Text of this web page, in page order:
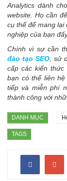
Analytics dành
website. Họ cần
cụ thể để mang lại
nghiệp của bạn
Chính vì sự cần
đào tạo SEO, sử
cấp các kiến
bạn có thể liên
tiếp và miễn phí
thành công với
DANH MỤC
TAGS